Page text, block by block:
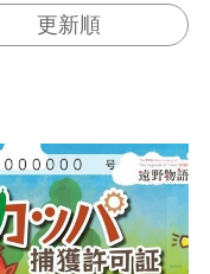
更新順
捕獲許可証 の詳
ちら